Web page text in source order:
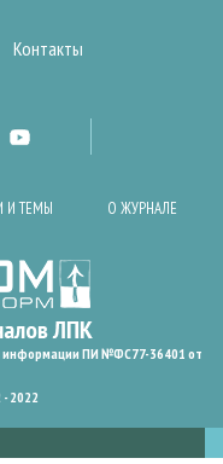
Контакты
И ТЕМЫ О ЖУРНАЛЕ
информации ПИ №ФС77-36401 от
2022